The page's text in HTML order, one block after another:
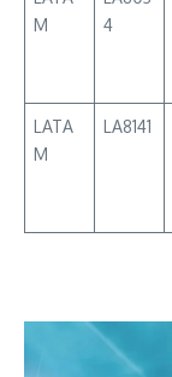
M
4
LATA
M
LA8141